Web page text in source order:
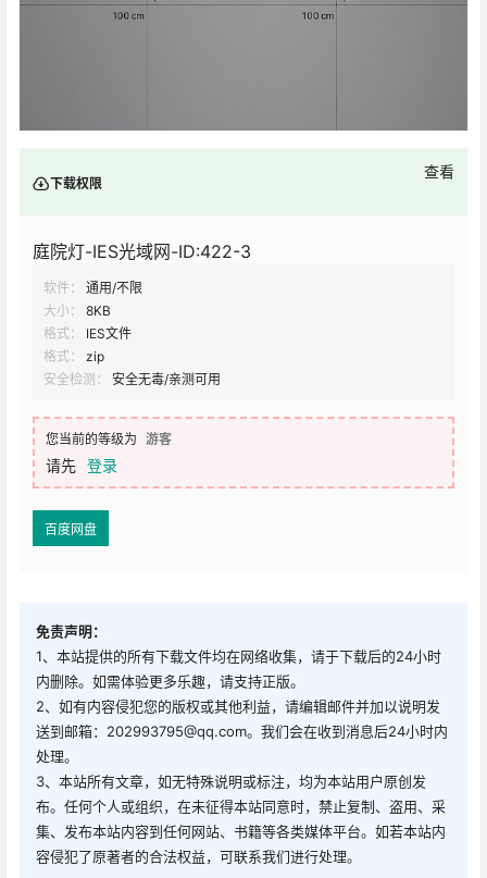
下载权限
查看
庭院灯-IES光域网-ID:422-3
软件：
通用/不限
大小：
8KB
格式：
IES文件
格式：
zip
安全检测：
安全无毒/亲测可用
您当前的等级为 游客
请先 登录
百度网盘
免责声明：
1、本站提供的所有下载文件均在网络收集，请于下载后的24小时
内删除。如需体验更多乐趣，请支持正版。
2、如有内容侵犯您的版权或其他利益，请编辑邮件并加以说明发
送到邮箱：202993795@qq.com。我们会在收到消息后24小时内
处理。
3、本站所有文章，如无特殊说明或标注，均为本站用户原创发
布。任何个人或组织，在未征得本站同意时，禁止复制、盗用、采
集、发布本站内容到任何网站、书籍等各类媒体平台。如若本站内
容侵犯了原著者的合法权益，可联系我们进行处理。